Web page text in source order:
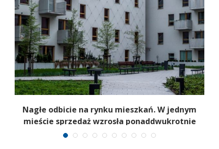
Nagłe odbicie na rynku mieszkań. W jednym
mieście sprzedaż wzrosła ponaddwukrotnie